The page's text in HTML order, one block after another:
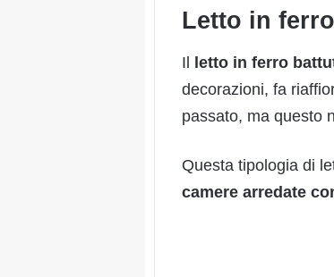
Letto in
Il letto in ferro
decorazioni, fa
passato, ma questo
Questa tipologia di
camere arredate